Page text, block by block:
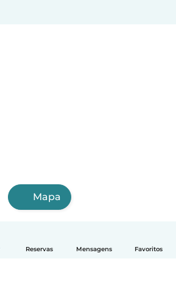
Reservas Mensagens Favoritos
Mapa